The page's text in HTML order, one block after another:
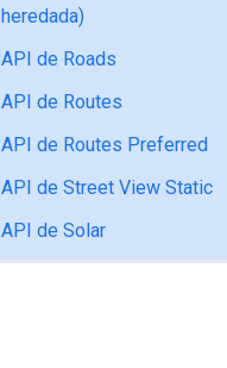
heredada)
API de Roads
API de Routes
API de Routes Preferred
API de Street View Static
API de Solar